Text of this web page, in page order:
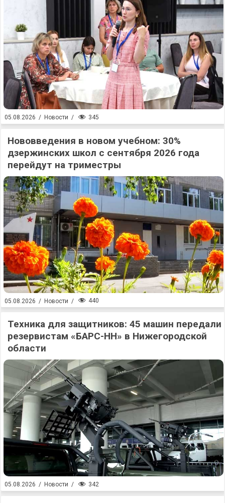
05.08.2026 / Новости / 345
Нововведения в новом учебном: 30%
дзержинских школ с сентября 2026 года
перейдут на триместры
05.08.2026 / Новости / 440
Техника для защитников: 45 машин передали
резервистам «БАРС-НН» в Нижегородской
области
05.08.2026 / Новости / 342